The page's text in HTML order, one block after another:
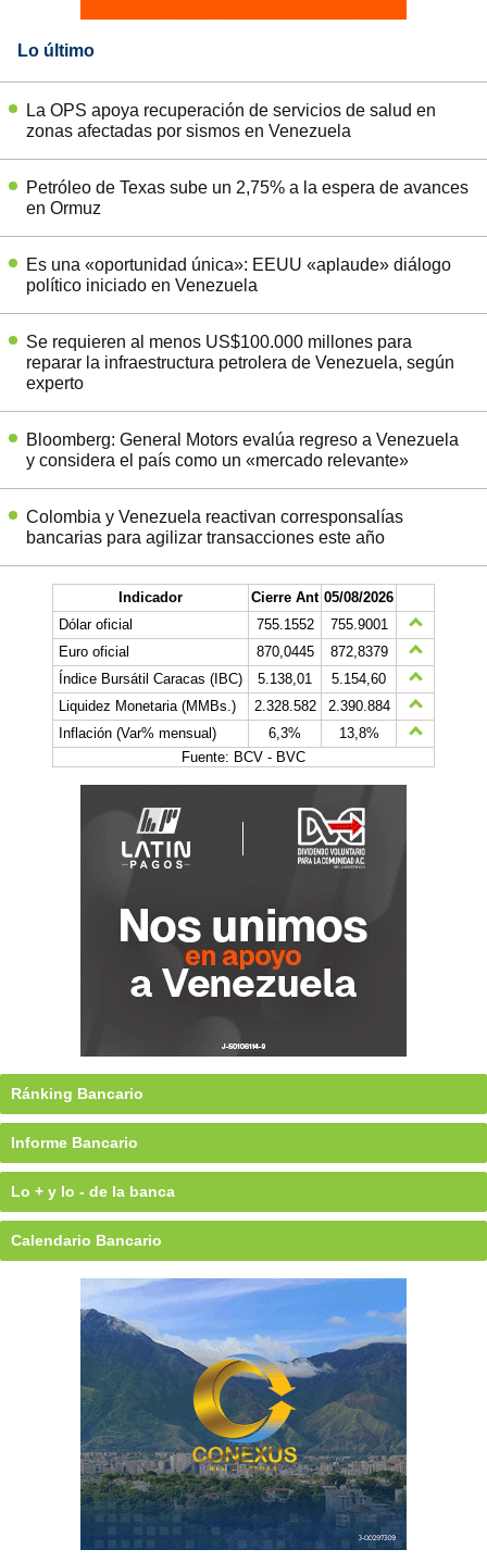
Lo último
La OPS apoya recuperación de servicios de salud en
zonas afectadas por sismos en Venezuela
Petróleo de Texas sube un 2,75% a la espera de avances
en Ormuz
Es una «oportunidad única»: EEUU «aplaude» diálogo
político iniciado en Venezuela
Se requieren al menos US$100.000 millones para
reparar la infraestructura petrolera de Venezuela, según
experto
Bloomberg: General Motors evalúa regreso a Venezuela
y considera el país como un «mercado relevante»
Colombia y Venezuela reactivan corresponsalías
bancarias para agilizar transacciones este año
Indicador Cierre Ant 05/08/2026
Dólar oficial
755.1552
755.9001
Euro oficial
870,0445
872,8379
Índice Bursátil Caracas (IBC)
5.138,01
5.154,60
Liquidez Monetaria (MMBs.)
2.328.582
2.390.884
Inflación (Var% mensual)
6,3%
13,8%
Fuente: BCV - BVC
Ránking Bancario
Informe Bancario
Lo + y lo - de la banca
Calendario Bancario